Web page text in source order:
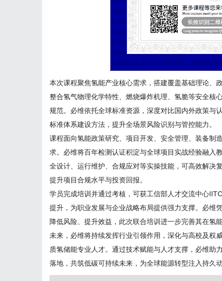
本次课程聚焦氢能产业核心需求，搭建覆盖基础理论、
整合氢气物理化学特性、燃烧爆炸机理、氢脆等安全核
规范。必维依托全球标准资源，深度对比国内外政策与
标准体系建设方法，提升全场景风险识别与管控能力。
课程面向氢能政策研究、项目开发、安全管理、装备制
求。必维将百年检测认证积淀与全球项目实战经验融入
全设计、运行维护、合规应对等实操技能，可高效解决
提升项目合规水平与投资回报。
学员完成培训并通过考核，可获工信部人才交流中心
提升，为职业发展与企业战略布局提供强力支撑。必维
降低风险、提升效益，此次联合培训进一步完善其在氢
未来，必维将持续发挥行业引领作用，深化与高校及权
质氢储能专业人才。通过技术赋能与人才支撑，必维助
落地，共筑低碳可持续未来，为全球能源转型注入持久